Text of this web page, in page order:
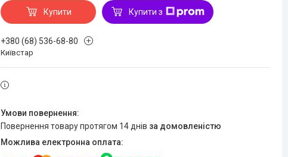
Купити Купити з
+380 (68) 536-68-80
Київстар
повернення товару протягом 14 днів за домовленістю